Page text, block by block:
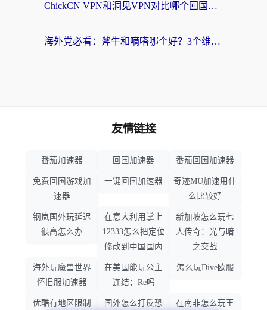
ChickCN VPN和洞见VPN对比哪个回国效果更好？海外党亲测3款加速器+避坑指南
海外党必看：斧牛和嘀嗒哪个好？3个维度教你选对回国加速器
友情链接
番茄加速器 回国加速器 番茄回国加速器
免费回国游戏加
速器
一键回国加速器
奇迹MU加速用什
么比较好
钢岚国外玩延迟
很高怎么办
在意大利用掌上
12333怎么把定位
修改到中国国内
新加坡怎么玩七
人传奇：光与暗
之交战
海外玩魔兽世界
怀旧服加速器
在美国能玩公主
连结：Re吗
怎么玩Dive欧服
优酷有地区限制 国外怎么打反恐 在南非怎么玩王